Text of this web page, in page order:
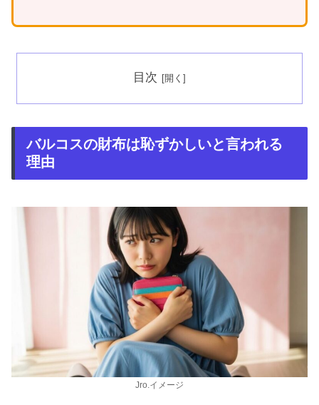
目次
バルコスの財布は恥ずかしいと言われる
理由
Jro.イメージ